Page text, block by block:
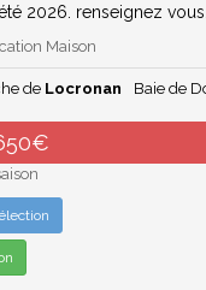
2026. renseignez vous.…
Maison
de Locronan
Baie de